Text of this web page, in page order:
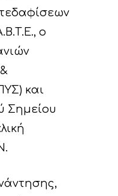
ο
και
Σημείου